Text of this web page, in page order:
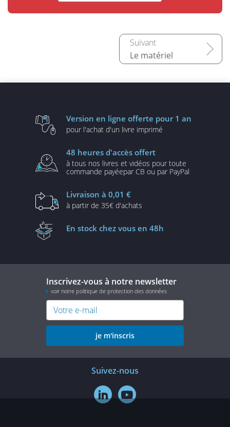
Le matériel
Version en ligne offerte pour 1 an
pour l'achat d'un livre imprimé
48 heures d'accès offert
à tous nos livres et vidéos pour toute
commande payéepar CB ou par PayPal
Livraison à 0,01 €
à partir de 35€ d'achats
En stock chez vous en 48h
Inscrivez-vous à notre newsletter
voir notre politique de protection des données
je m'inscris
Suivez-nous
 